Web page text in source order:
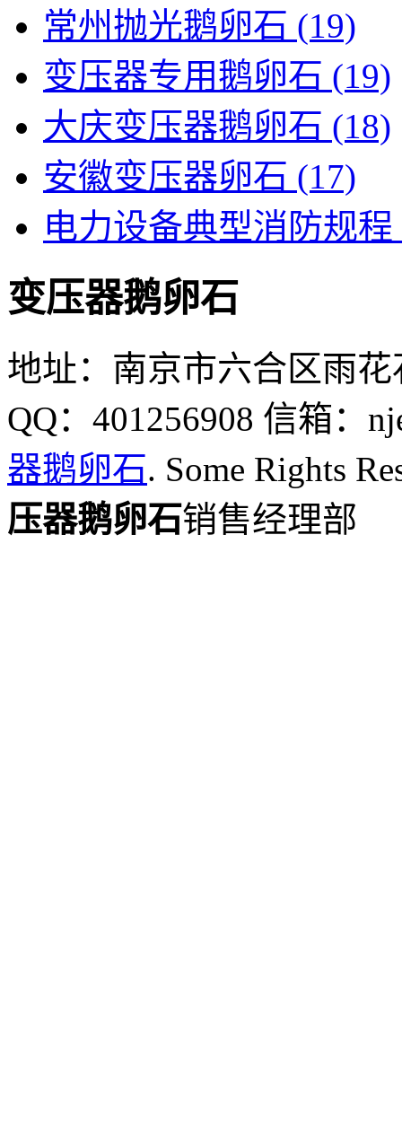
常州抛光鹅卵石 (19)
变压器专用鹅卵石 (19)
大庆变压器鹅卵石 (18)
安徽变压器卵石 (17)
电力设备典型消防规程
变压器鹅卵石
地址：南京市六合区雨花
QQ：401256908 信箱：
器鹅卵石. Some Rights
压器鹅卵石销售经理部